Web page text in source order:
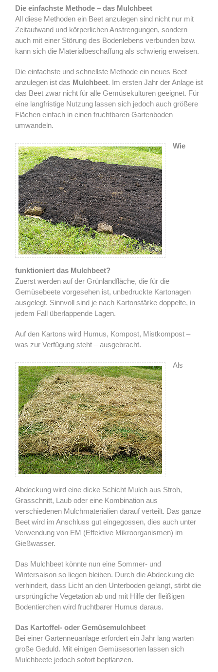
Die einfachste Methode – das Mulchbeet
All diese Methoden ein Beet anzulegen sind nicht nur mit
Zeitaufwand und körperlichen Anstrengungen, sondern
auch mit einer Störung des Bodenlebens verbunden bzw.
kann sich die Materialbeschaffung als schwierig erweisen.
Die einfachste und schnellste Methode ein neues Beet
anzulegen ist das Mulchbeet. Im ersten Jahr der Anlage ist
das Beet zwar nicht für alle Gemüsekulturen geeignet. Für
eine langfristige Nutzung lassen sich jedoch auch größere
Flächen einfach in einen fruchtbaren Gartenboden
umwandeln.
Wie
funktioniert das Mulchbeet?
Zuerst werden auf der Grünlandfläche, die für die
Gemüsebeete vorgesehen ist, unbedruckte Kartonagen
ausgelegt. Sinnvoll sind je nach Kartonstärke doppelte, in
jedem Fall überlappende Lagen.
Auf den Kartons wird Humus, Kompost, Mistkompost –
was zur Verfügung steht – ausgebracht.
Als
Abdeckung wird eine dicke Schicht Mulch aus Stroh,
Grasschnitt, Laub oder eine Kombination aus
verschiedenen Mulchmaterialien darauf verteilt. Das ganze
Beet wird im Anschluss gut eingegossen, dies auch unter
Verwendung von EM (Effektive Mikroorganismen) im
Gießwasser.
Das Mulchbeet könnte nun eine Sommer- und
Wintersaison so liegen bleiben. Durch die Abdeckung die
verhindert, dass Licht an den Unterboden gelangt, stirbt die
ursprüngliche Vegetation ab und mit Hilfe der fleißigen
Bodentierchen wird fruchtbarer Humus daraus.
Das Kartoffel- oder Gemüsemulchbeet
Bei einer Gartenneuanlage erfordert ein Jahr lang warten
große Geduld. Mit einigen Gemüsesorten lassen sich
Mulchbeete jedoch sofort bepflanzen.